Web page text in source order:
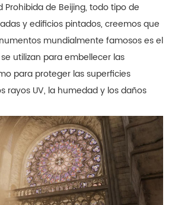
Prohibida de Beijing, todo tipo de
y edificios pintados, creemos que
mundialmente famosos es el
utilizan para embellecer las
para proteger las superficies
rayos UV, la humedad y los daños